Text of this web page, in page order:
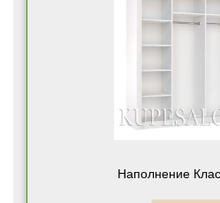
Наполнение